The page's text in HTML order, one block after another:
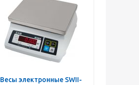
Весы электронные SWII-